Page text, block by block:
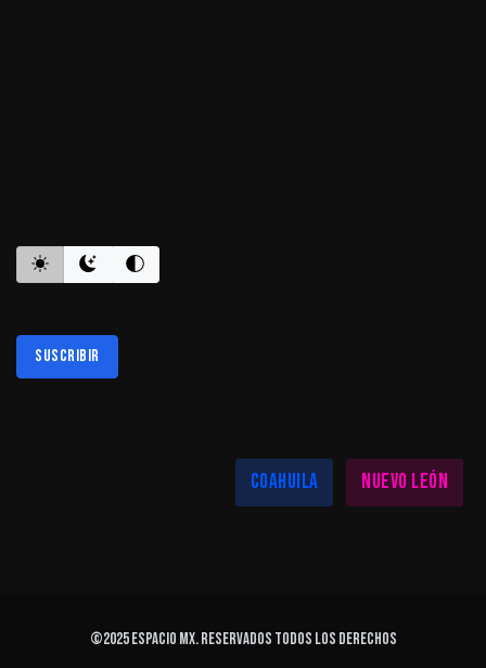
Suscribir
Coahuila
Nuevo León
©2025ESPACIO MX. Reservados todos los derechos